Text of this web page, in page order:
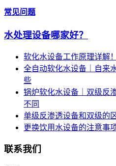
常见问题
水处理设备哪家好？
软化水设备工作原理详解！
全自动软化水设备｜自来
些
锅炉软化水设备｜双级反
不同
单级反渗透设备和双级的
更换饮用水设备的注意事
联系我们